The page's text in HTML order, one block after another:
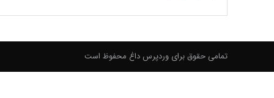
تمامی حقوق برای وردپرس داغ محفوظ است